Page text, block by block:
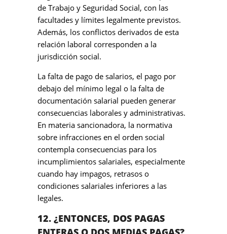
de Trabajo y Seguridad Social, con las
facultades y límites legalmente previstos.
Además, los conflictos derivados de esta
relación laboral corresponden a la
jurisdicción social.
La falta de pago de salarios, el pago por
debajo del mínimo legal o la falta de
documentación salarial pueden generar
consecuencias laborales y administrativas.
En materia sancionadora, la normativa
sobre infracciones en el orden social
contempla consecuencias para los
incumplimientos salariales, especialmente
cuando hay impagos, retrasos o
condiciones salariales inferiores a las
legales.
12. ¿ENTONCES, DOS PAGAS